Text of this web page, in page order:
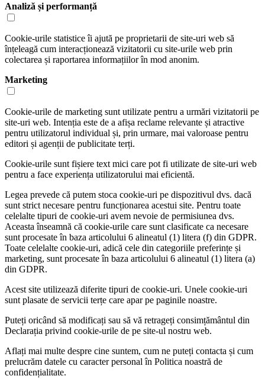
Analiză și performanță
Cookie-urile statistice îi ajută pe proprietarii de site-uri web să
înțeleagă cum interacționează vizitatorii cu site-urile web prin
colectarea și raportarea informațiilor în mod anonim.
Marketing
Cookie-urile de marketing sunt utilizate pentru a urmări vizitatorii pe
site-uri web. Intenția este de a afișa reclame relevante și atractive
pentru utilizatorul individual și, prin urmare, mai valoroase pentru
editori și agenții de publicitate terți.
Cookie-urile sunt fișiere text mici care pot fi utilizate de site-uri web
pentru a face experiența utilizatorului mai eficientă.
Legea prevede că putem stoca cookie-uri pe dispozitivul dvs. dacă
sunt strict necesare pentru funcționarea acestui site. Pentru toate
celelalte tipuri de cookie-uri avem nevoie de permisiunea dvs.
Aceasta înseamnă că cookie-urile care sunt clasificate ca necesare
sunt procesate în baza articolului 6 alineatul (1) litera (f) din GDPR.
Toate celelalte cookie-uri, adică cele din categoriile preferințe și
marketing, sunt procesate în baza articolului 6 alineatul (1) litera (a)
din GDPR.
Acest site utilizează diferite tipuri de cookie-uri. Unele cookie-uri
sunt plasate de servicii terțe care apar pe paginile noastre.
Puteți oricând să modificați sau să vă retrageți consimțământul din
Declarația privind cookie-urile de pe site-ul nostru web.
Aflați mai multe despre cine suntem, cum ne puteți contacta și cum
prelucrăm datele cu caracter personal în Politica noastră de
confidențialitate.